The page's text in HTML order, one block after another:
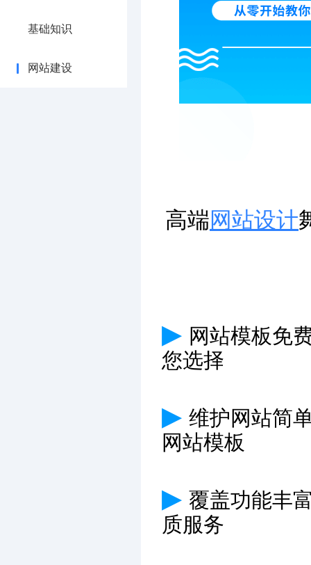
基础知识
网站建设
高端网站设计
▶ 网站模板免
您选择
▶ 维护网站简
网站模板
▶ 覆盖功能丰
质服务